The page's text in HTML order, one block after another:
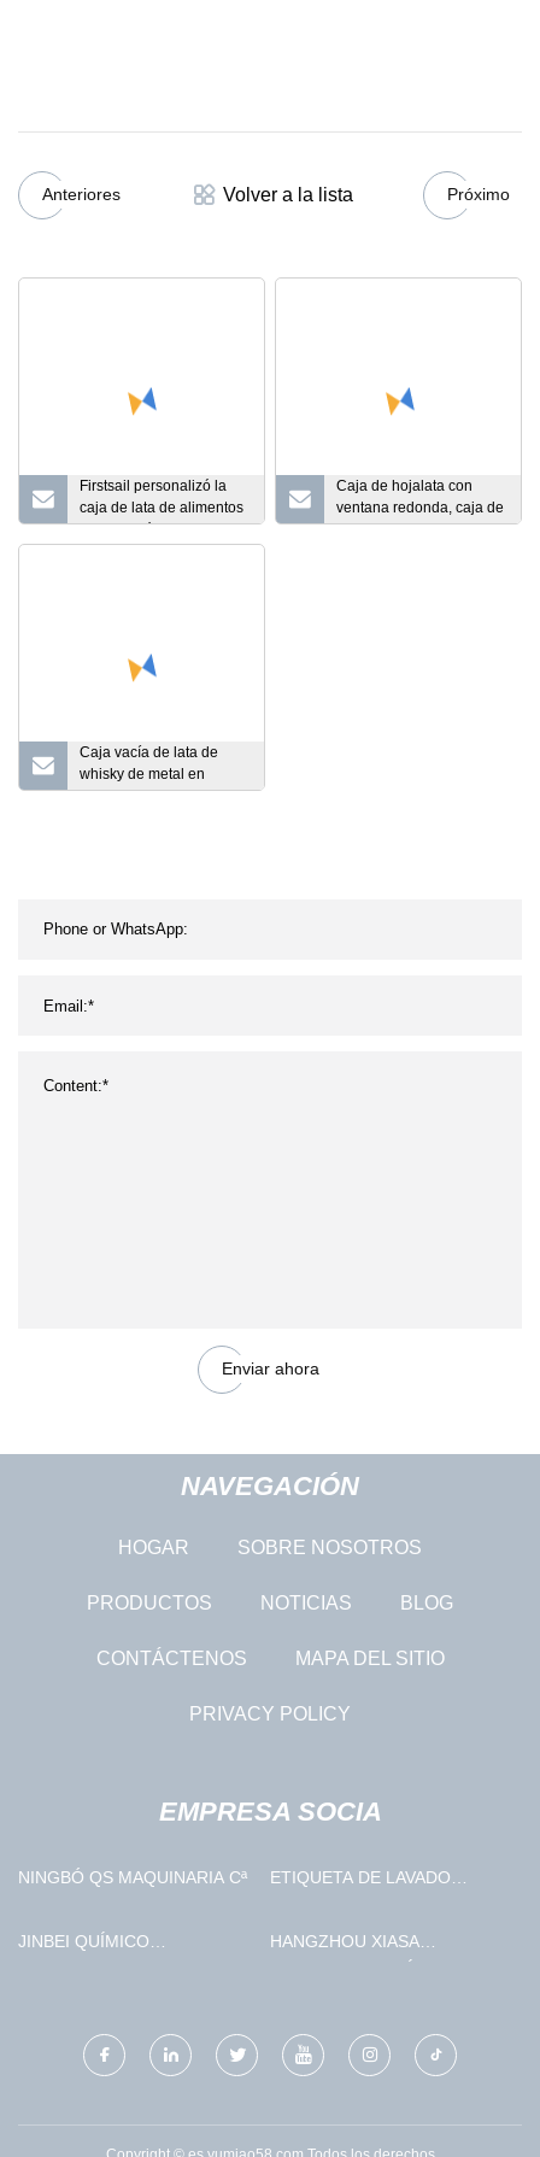
Anteriores Volver a la lista Próximo
Firstsail personalizó la
caja de lata de alimentos
regalo café productos
para el cuidado de la
Caja de hojalata con
ventana redonda, caja de
hierro para reloj
Caja vacía de lata de
whisky de metal en
relieve 3D para embalaje
Enviar ahora
NAVEGACIÓN
HOGAR SOBRE NOSOTROS
PRODUCTOS NOTICIAS BLOG
CONTÁCTENOS MAPA DEL SITIO
PRIVACY POLICY
EMPRESA SOCIA
NINGBÓ QS MAQUINARIA Cª
ETIQUETA DE LAVADO
JINBEI QUÍMICO
HANGZHOU XIASA